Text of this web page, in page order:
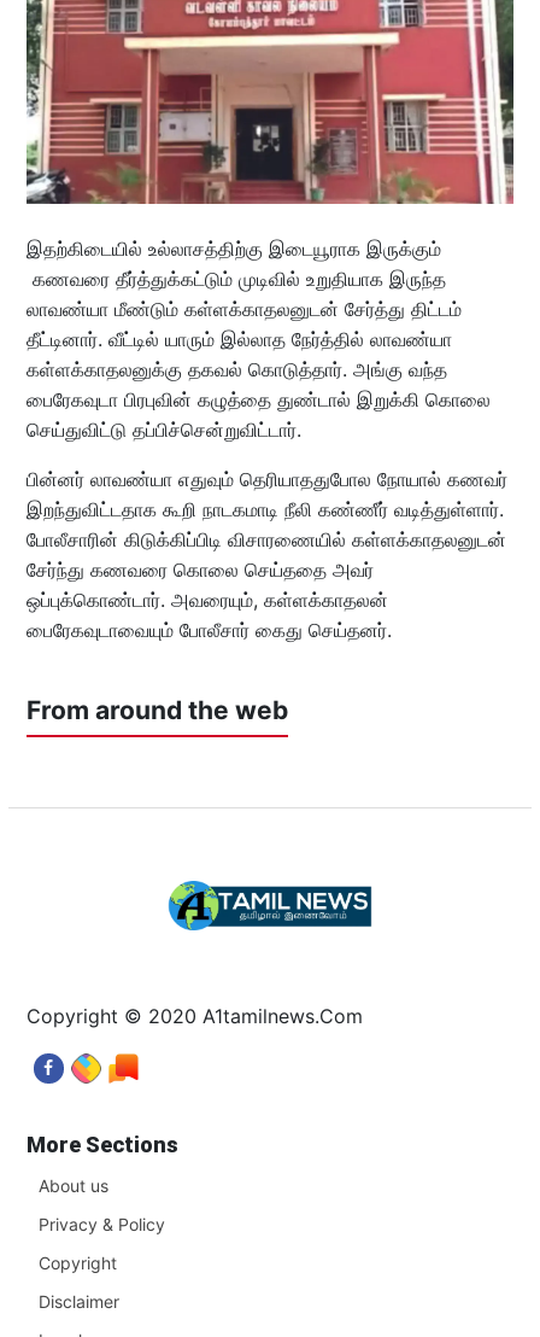
இதற்கிடையில் உல்லாசத்திற்கு இடையூராக இருக்கும்
கணவரை தீர்த்துக்கட்டும் முடிவில் உறுதியாக இருந்த
லாவண்யா மீண்டும் கள்ளக்காதலனுடன் சேர்த்து திட்டம்
தீட்டினார். வீட்டில் யாரும் இல்லாத நேர்த்தில் லாவண்யா
கள்ளக்காதலனுக்கு தகவல் கொடுத்தார். அங்கு வந்த
பைரேகவுடா பிரபுவின் கழுத்தை துண்டால் இறுக்கி கொலை
செய்துவிட்டு தப்பிச்சென்றுவிட்டார்.
பின்னர் லாவண்யா எதுவும் தெரியாததுபோல நோயால் கணவர்
இறந்துவிட்டதாக கூறி நாடகமாடி நீலி கண்ணீர் வடித்துள்ளார்.
போலீசாரின் கிடுக்கிப்பிடி விசாரணையில் கள்ளக்காதலனுடன்
சேர்ந்து கணவரை கொலை செய்ததை அவர்
ஒப்புக்கொண்டார். அவரையும், கள்ளக்காதலன்
பைரேகவுடாவையும் போலீசார் கைது செய்தனர்.
From around the web
Copyright © 2020 A1tamilnews.Com
More Sections
About us
Privacy & Policy
Copyright
Disclaimer